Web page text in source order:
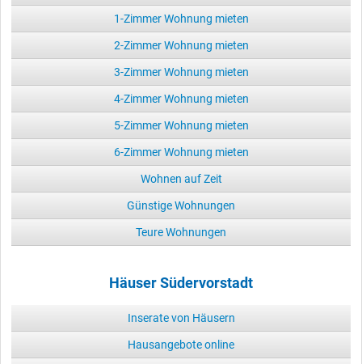
1-Zimmer Wohnung mieten
2-Zimmer Wohnung mieten
3-Zimmer Wohnung mieten
4-Zimmer Wohnung mieten
5-Zimmer Wohnung mieten
6-Zimmer Wohnung mieten
Wohnen auf Zeit
Günstige Wohnungen
Teure Wohnungen
Häuser Südervorstadt
Inserate von Häusern
Hausangebote online